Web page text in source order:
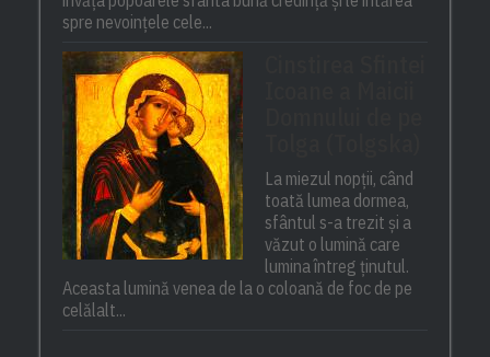
spre nevoințele cele...
La miezul nopții, când
toată lumea dormea,
sfântul s-a trezit și a
văzut o lumină care
lumina întreg ținutul.
Aceasta lumină venea de la o coloană de foc de pe
celălalt...